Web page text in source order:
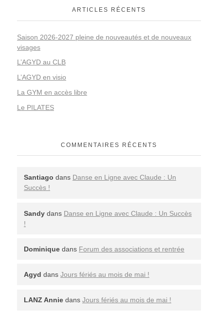
ARTICLES RÉCENTS
Saison 2026-2027 pleine de nouveautés et de nouveaux
visages
L’AGYD au CLB
L’AGYD en visio
La GYM en accès libre
Le PILATES
COMMENTAIRES RÉCENTS
Santiago dans Danse en Ligne avec Claude : Un
Succès !
Sandy dans Danse en Ligne avec Claude : Un Succès
!
Dominique dans Forum des associations et rentrée
Agyd dans Jours fériés au mois de mai !
LANZ Annie dans Jours fériés au mois de mai !